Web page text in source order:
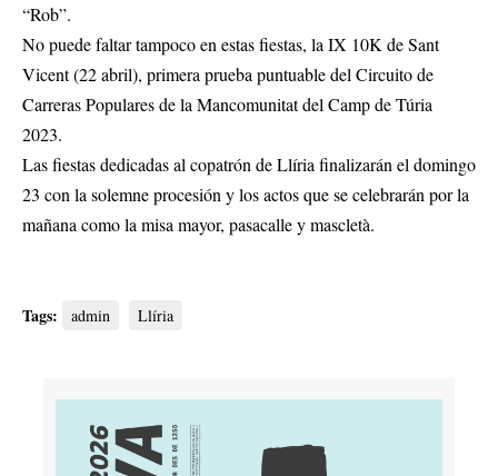
“Rob”.
No puede faltar tampoco en estas fiestas, la IX 10K de Sant
Vicent (22 abril), primera prueba puntuable del Circuito de
Carreras Populares de la Mancomunitat del Camp de Túria
2023.
Las fiestas dedicadas al copatrón de Llíria finalizarán el domingo
23 con la solemne procesión y los actos que se celebrarán por la
mañana como la misa mayor, pasacalle y mascletà.
Tags: admin Llíria